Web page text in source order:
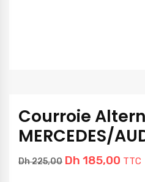
Courroie
MERCEDES/
Dh225,00 Dh 185,00 TTC